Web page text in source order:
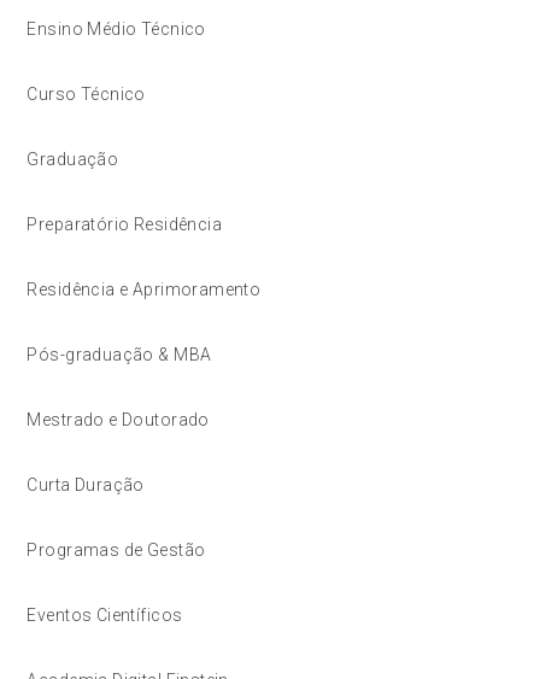
Ensino Médio Técnico
Curso Técnico
Graduação
Preparatório Residência
Residência e Aprimoramento
Pós-graduação & MBA
Mestrado e Doutorado
Curta Duração
Programas de Gestão
Eventos Científicos